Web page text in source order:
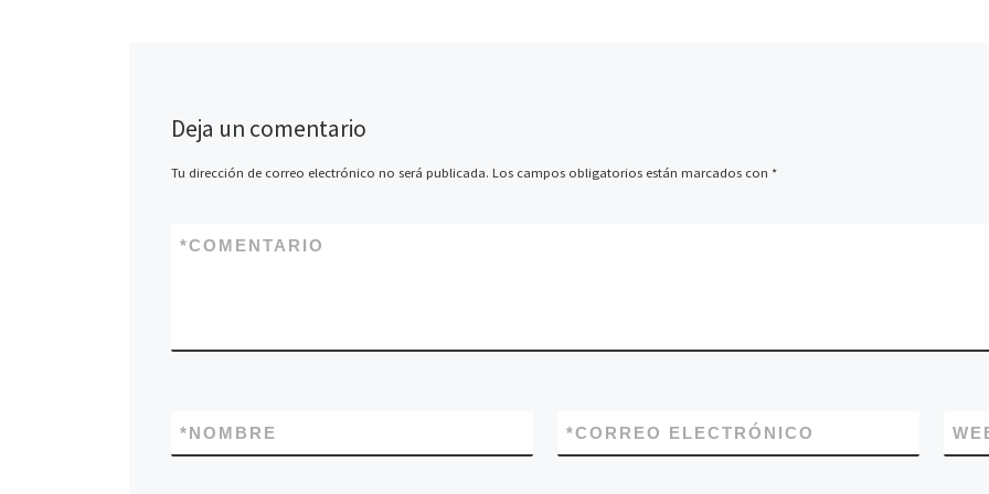
Deja un comentario
Tu dirección de correo electrónico no será publicada. Los campos obligatorios están marcados con *
COMENTARIO
*
NOMBRE
* CORREO ELECTRÓNICO
*